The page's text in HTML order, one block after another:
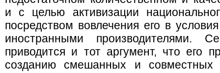
и с целью активизации
посредством вовлечения его в
иностранными производителями.
приводится и тот аргумент, что его
созданию смешанных и совместных